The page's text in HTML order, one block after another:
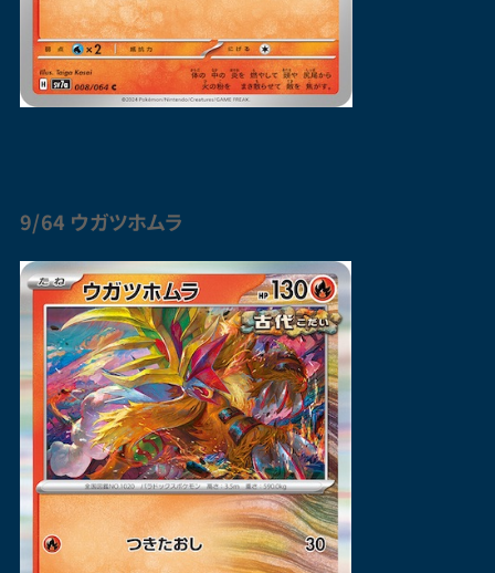
9/64 ウガツホムラ